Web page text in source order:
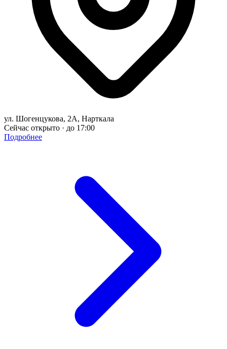
ул. Шогенцукова, 2А, Нарткала
Сейчас открыто · до 17:00
Подробнее